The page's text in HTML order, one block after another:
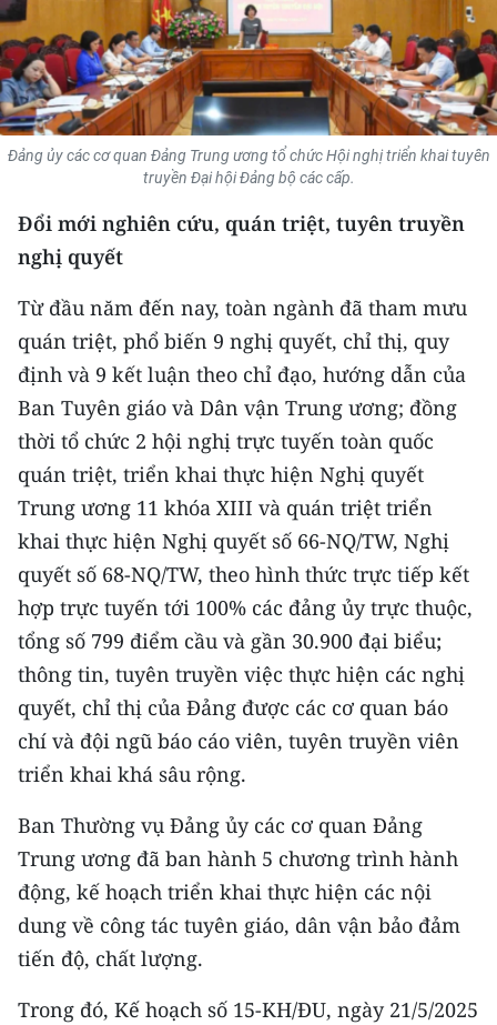
MÔI TRƯỜNG
BẠN ĐỌC
KIỂM CHỨNG THÔNG TIN
TRI THỨC CHUYÊN SÂU
54 DÂN TỘC VIỆT NAM
CHƯƠNG TRÌNH OCOP - MỖI XÃ
MỘT SẢN PHẨM
RADIO
MEDIA CENTER
E-Magazine
Video
Media Chính trị
Media Kinh tế
Media Văn hóa
Media Xã hội
Media Du lịch
Media Thế giới
Media Thể thao
Đảng ủy các cơ quan Đảng Trung ương tổ chức Hội nghị triển khai tuyên
truyền Đại hội Đảng bộ các cấp.
Đổi mới nghiên cứu, quán triệt, tuyên truyền
nghị quyết
Từ đầu năm đến nay, toàn ngành đã tham mưu
quán triệt, phổ biến 9 nghị quyết, chỉ thị, quy
định và 9 kết luận theo chỉ đạo, hướng dẫn của
Ban Tuyên giáo và Dân vận Trung ương; đồng
thời tổ chức 2 hội nghị trực tuyến toàn quốc
quán triệt, triển khai thực hiện Nghị quyết
Trung ương 11 khóa XIII và quán triệt triển
khai thực hiện Nghị quyết số 66-NQ/TW, Nghị
quyết số 68-NQ/TW, theo hình thức trực tiếp kết
hợp trực tuyến tới 100% các đảng ủy trực thuộc,
tổng số 799 điểm cầu và gần 30.900 đại biểu;
thông tin, tuyên truyền việc thực hiện các nghị
quyết, chỉ thị của Đảng được các cơ quan báo
chí và đội ngũ báo cáo viên, tuyên truyền viên
triển khai khá sâu rộng.
Ban Thường vụ Đảng ủy các cơ quan Đảng
Trung ương đã ban hành 5 chương trình hành
động, kế hoạch triển khai thực hiện các nội
dung về công tác tuyên giáo, dân vận bảo đảm
tiến độ, chất lượng.
Trong đó, Kế hoạch số 15-KH/ĐU, ngày 21/5/2025